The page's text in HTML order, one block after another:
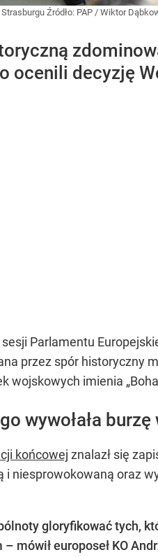
Źródło: PAP / Wiktor
ocenili decyzję
Parlamentu
przez spór historyczny
wojskowych imienia
wywołała burzę
końcowej znalazł się
i niesprowokowaną oraz
gloryfikować tych,
mówił europoseł KO